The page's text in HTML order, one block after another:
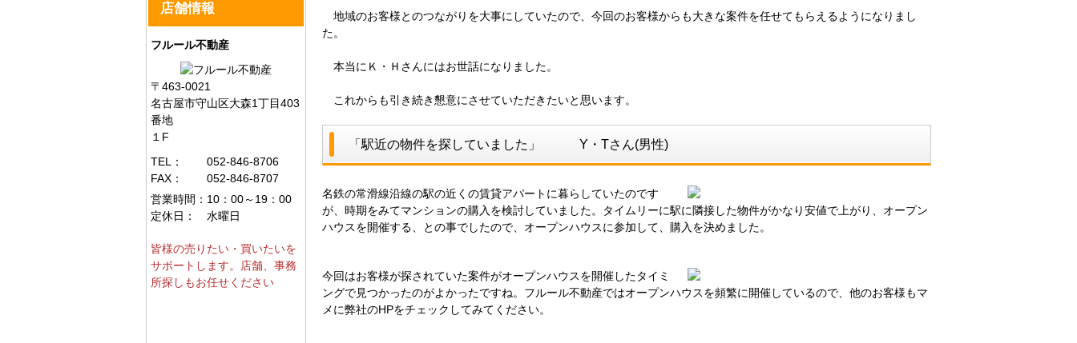
店舗情報
フルール不動産
〒463-0021
名古屋市守山区大森1丁目403
番地
１F
TEL：
052-846-8706
FAX：
052-846-8707
営業時間： 10：00～19：00
定休日：
水曜日
皆様の売りたい・買いたいを
サポートします。店舗、事務
所探しもお任せください
地域のお客様とのつながりを大事にしていたので、今回のお客様からも大きな案件を任せてもらえるようになりまし
た。
本当にＫ・Ｈさんにはお世話になりました。
これからも引き続き懇意にさせていただきたいと思います。
「駅近の物件を探していました」 Y・Tさん(男性)
名鉄の常滑線沿線の駅の近くの賃貸アパートに暮らしていたのです
が、時期をみてマンションの購入を検討していました。タイムリーに駅に隣接した物件がかなり安値で上がり、オープン
ハウスを開催する、との事でしたので、オープンハウスに参加して、購入を決めました。
今回はお客様が探されていた案件がオープンハウスを開催したタイミ
ングで見つかったのがよかったですね。フルール不動産ではオープンハウスを頻繁に開催しているので、他のお客様もマ
メに弊社のHPをチェックしてみてください。